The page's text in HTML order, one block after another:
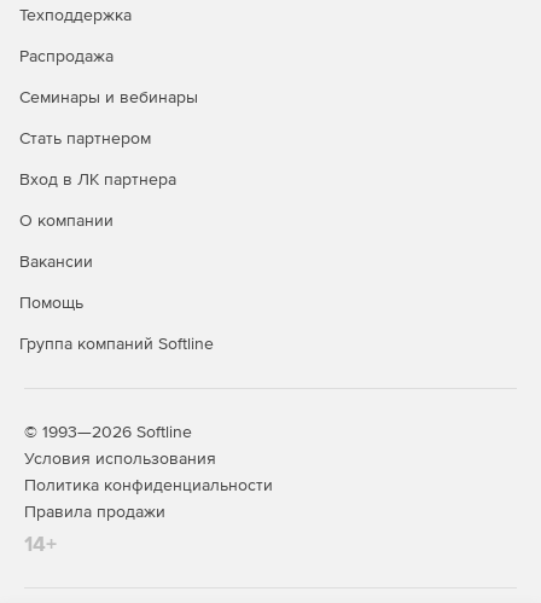
Техподдержка
Распродажа
Семинары и вебинары
Стать партнером
Вход в ЛК партнера
О компании
Вакансии
Помощь
Группа компаний Softline
© 1993—2026 Softline
Условия использования
Политика конфиденциальности
Правила продажи
14+